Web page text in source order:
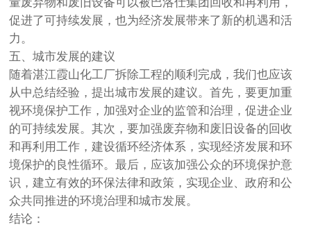
促进了可持续发展，也为经济发展带来了新的机遇和活
力。
五、城市发展的建议
随着湛江霞山化工厂拆除工程的顺利完成，我们也应该
从中总结经验，提出城市发展的建议。首先，要更加重
视环境保护工作，加强对企业的监管和治理，促进企业
的可持续发展。其次，要加强废弃物和废旧设备的回收
和再利用工作，建设循环经济体系，实现经济发展和环
境保护的良性循环。最后，应该加强公众的环境保护意
识，建立有效的环保法律和政策，实现企业、政府和公
众共同推进的环境治理和城市发展。
结论：